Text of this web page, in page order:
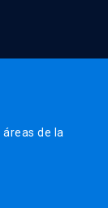
de la